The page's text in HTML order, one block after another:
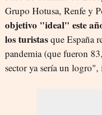
Grupo Hotusa, Renfe y
objetivo "ideal" este
los turistas que España
pandemia (que fueron
sector ya sería un